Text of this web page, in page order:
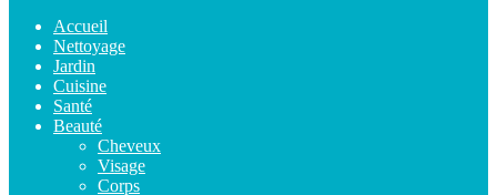
Accueil
Nettoyage
Jardin
Cuisine
Santé
Beauté
Cheveux
Visage
Corps